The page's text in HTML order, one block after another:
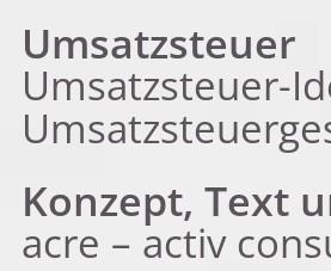
Umsatzsteuer
Konzept, Text
acre – activ